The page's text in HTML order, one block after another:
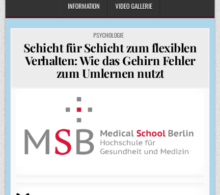
INFORMATION VIDEO GALLERIE
POSTED
IN
PSYCHOLOGIE
Schicht für Schicht zum flexiblen
Verhalten: Wie das Gehirn Fehler
zum Umlernen nutzt